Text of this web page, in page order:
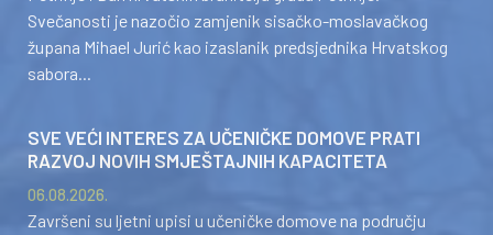
Svečanosti je nazočio zamjenik sisačko-moslavačkog
župana Mihael Jurić kao izaslanik predsjednika Hrvatskog
sabora...
SVE VEĆI INTERES ZA UČENIČKE DOMOVE PRATI
RAZVOJ NOVIH SMJEŠTAJNIH KAPACITETA
06.08.2026.
Završeni su ljetni upisi u učeničke domove na području